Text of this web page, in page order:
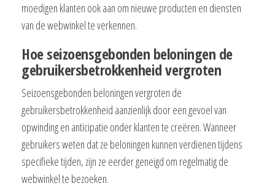
moedigen klanten ook aan om nieuwe producten en diensten
van de webwinkel te verkennen.
Hoe seizoensgebonden beloningen de
gebruikersbetrokkenheid vergroten
Seizoensgebonden beloningen vergroten de
gebruikersbetrokkenheid aanzienlijk door een gevoel van
opwinding en anticipatie onder klanten te creëren. Wanneer
gebruikers weten dat ze beloningen kunnen verdienen tijdens
specifieke tijden, zijn ze eerder geneigd om regelmatig de
webwinkel te bezoeken.